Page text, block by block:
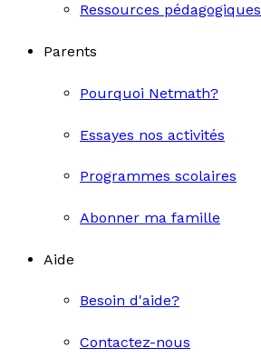
Ressources pédagogiques
Parents
Pourquoi Netmath?
Essayes nos activités
Programmes scolaires
Abonner ma famille
Aide
Besoin d'aide?
Contactez-nous